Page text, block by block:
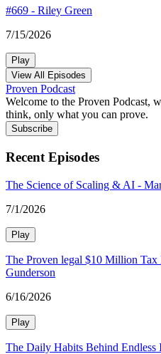
#669 - Riley Green
7/15/2026
Play
View All Episodes
Proven Podcast
Welcome to the Proven Podcast,
think, only what you can prove.
Subscribe
Recent Episodes
The Science of Scaling & AI -
7/1/2026
Play
The Proven legal $10 Million Tax
Gunderson
6/16/2026
Play
The Daily Habits Behind Endless